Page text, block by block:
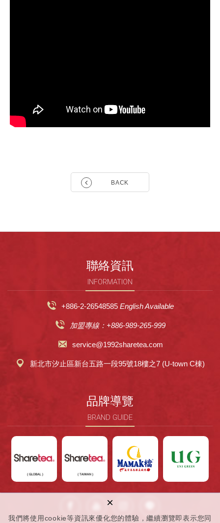
我們將使用cookie等資訊來優化您的體驗，繼續瀏覽即表示您同
×
BACK
聯絡資訊
INFORMATION
+886-2-26548585 English Available
加盟專線：+886-989-265-999
service@1992sharetea.com
新北市汐止區新台五路一段95號18樓之7 (U-town C棟)
品牌導覽
BRAND GUIDE